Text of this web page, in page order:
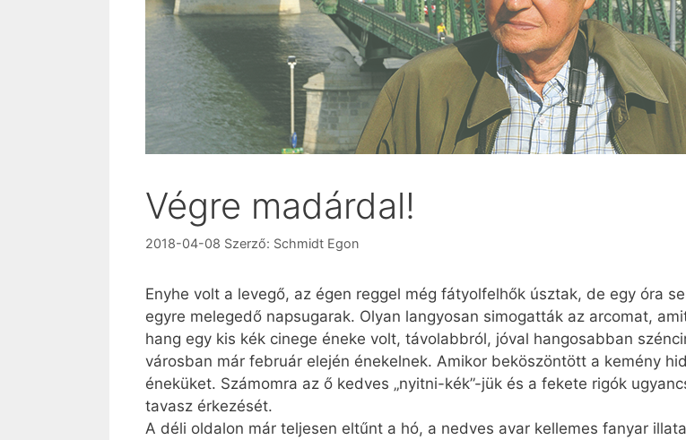
Végre madárdal!
2018-04-08 Szerző: Schmidt Egon
Enyhe volt a levegő, az égen reggel még fátyolfelhők úsztak, de egy óra
egyre melegedő napsugarak. Olyan langyosan simogatták az arcomat,
hang egy kis kék cinege éneke volt, távolabbról, jóval hangosabban
városban már február elején énekelnek. Amikor beköszöntött a kemény
éneküket. Számomra az ő kedves „nyitni-kék”-jük és a fekete rigók
tavasz érkezését.
A déli oldalon már teljesen eltűnt a hó, a nedves avar kellemes fanyar